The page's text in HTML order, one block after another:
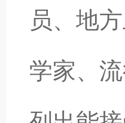
员、地
学家、